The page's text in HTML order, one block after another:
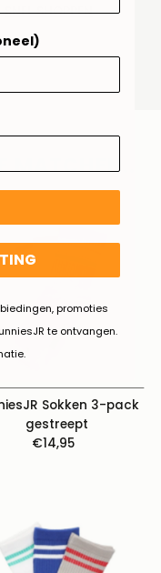
SNEL SHOPPEN
MATCHEN..
Sokken 3-pack
gestreept
Normale
€14,95
promoties
te ontvangen.